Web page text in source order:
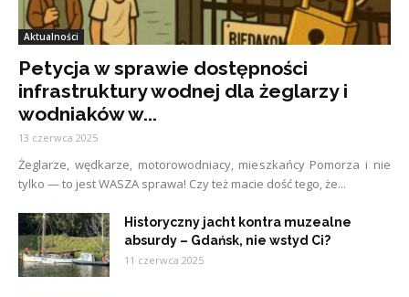
Aktualności
Petycja w sprawie dostępności
infrastruktury wodnej dla żeglarzy i
wodniaków w...
13 czerwca 2025
Żeglarze, wędkarze, motorowodniacy, mieszkańcy Pomorza i nie
tylko — to jest WASZA sprawa! Czy też macie dość tego, że...
Historyczny jacht kontra muzealne
absurdy – Gdańsk, nie wstyd Ci?
11 czerwca 2025